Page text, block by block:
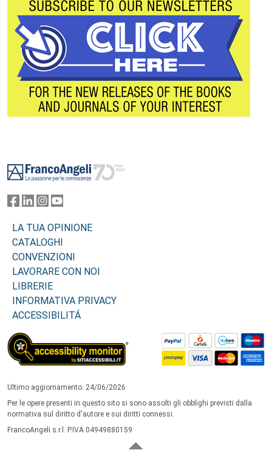
LA TUA OPINIONE
CATALOGHI
CONVENZIONI
LAVORARE CON NOI
LIBRERIE
INFORMATIVA PRIVACY
ACCESSIBILITÁ
Ultimo aggiornamento: 24/06/2026
Per le opere presenti in questo sito si sono assolti gli obblighi previsti dalla
normativa sul diritto d'autore e sui diritti connessi.
FrancoAngeli s.r.l. P.IVA 04949880159